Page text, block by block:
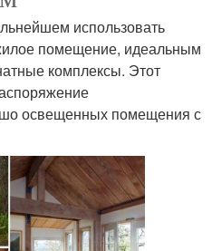
использовать
помещение, идеальным
комплексы. Этот
освещенных помещения с